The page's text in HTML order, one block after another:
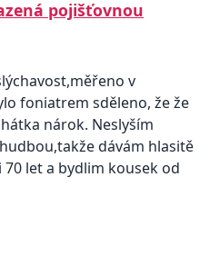
pojišťovnou
v
foniatrem sděleno, že že
nárok. Neslyším
dávám hlasitě
70 let a bydlim kousek od